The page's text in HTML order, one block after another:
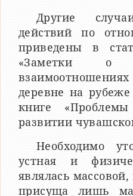
Другие
действий по
приведены в
«Заметки о
деревне на
книге
развитии
Необходимо
устная и
являлась
присуща лишь